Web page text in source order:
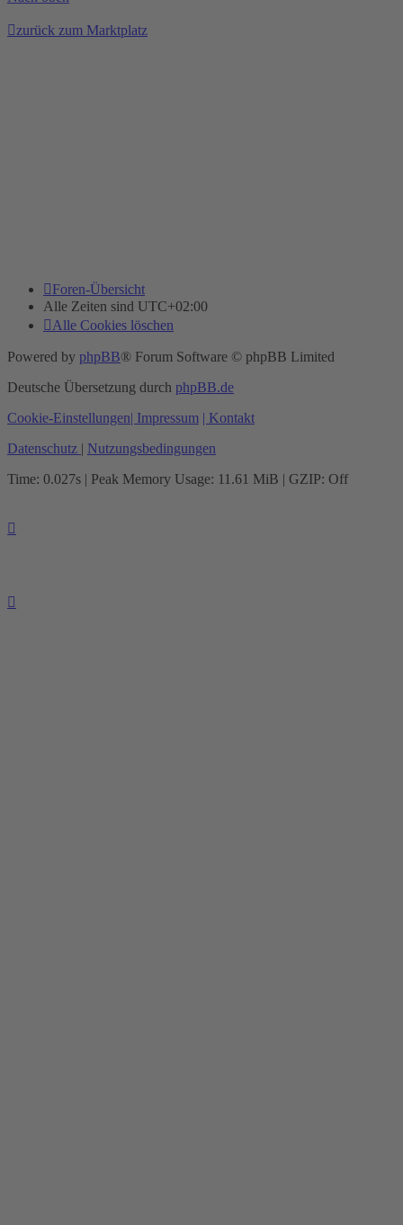
zurück zum Marktplatz
Foren-Übersicht
Alle Zeiten sind UTC+02:00
Alle Cookies löschen
Powered by phpBB® Forum Software © phpBB Limited
Deutsche Übersetzung durch phpBB.de
Cookie-Einstellungen | Impressum
| Kontakt
Datenschutz
Nutzungsbedingungen
Time: 0.027s | Peak Memory Usage: 11.61 MiB | GZIP: Off